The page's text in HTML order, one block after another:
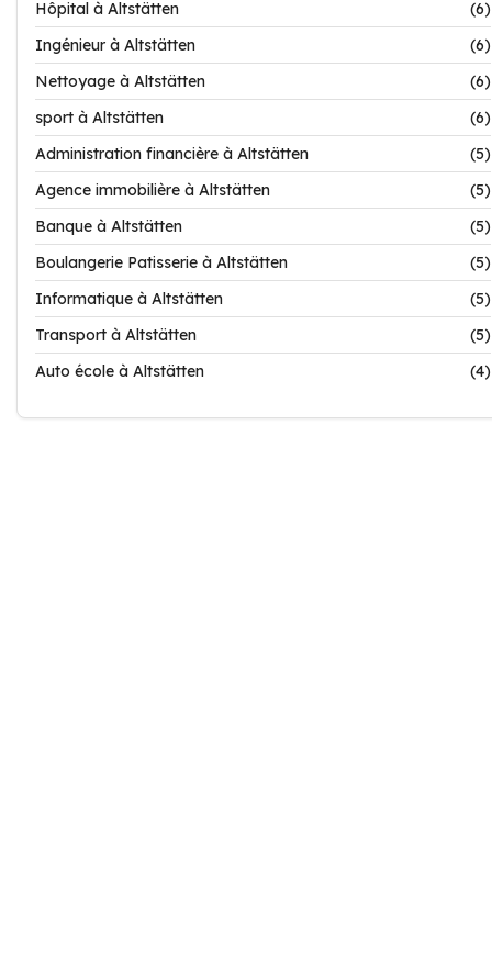
Hôpital à Altstätten
(6)
Ingénieur à Altstätten
(6)
Nettoyage à Altstätten
(6)
sport à Altstätten
(6)
Administration financière à Altstätten
(5)
Agence immobilière à Altstätten
(5)
Banque à Altstätten
(5)
Boulangerie Patisserie à Altstätten
(5)
Informatique à Altstätten
(5)
Transport à Altstätten
(5)
Auto école à Altstätten
(4)